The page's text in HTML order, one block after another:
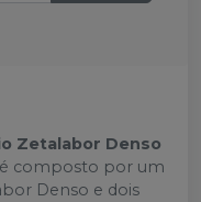
Zetalabor Denso
é composto por um
Denso e dois